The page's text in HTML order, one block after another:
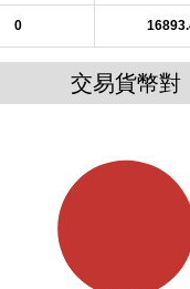
0
交易貨幣對